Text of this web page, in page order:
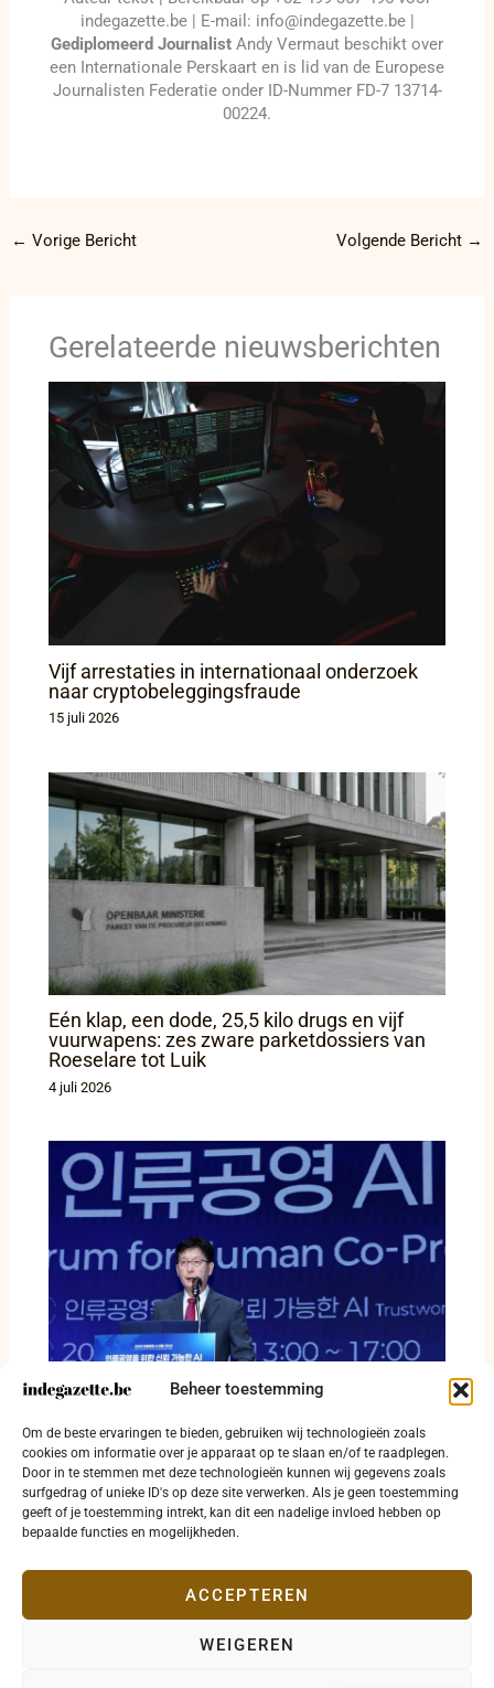
Beheer toestemming
Om de beste ervaringen te bieden, gebruiken wij technologieën zoals
cookies om informatie over je apparaat op te slaan en/of te raadplegen.
Door in te stemmen met deze technologieën kunnen wij gegevens zoals
surfgedrag of unieke ID's op deze site verwerken. Als je geen toestemming
geeft of je toestemming intrekt, kan dit een nadelige invloed hebben op
bepaalde functies en mogelijkheden.
ACCEPTEREN
WEIGEREN
indegazette.be | E-mail: info@indegazette.be |
Gediplomeerd Journalist Andy Vermaut beschikt over
een Internationale Perskaart en is lid van de Europese
Journalisten Federatie onder ID-Nummer FD-7 13714-
00224.
← Vorige Bericht Volgende Bericht →
Gerelateerde nieuwsberichten
Vijf arrestaties in internationaal onderzoek
naar cryptobeleggingsfraude
15 juli 2026
Eén klap, een dode, 25,5 kilo drugs en vijf
vuurwapens: zes zware parketdossiers van
Roeselare tot Luik
4 juli 2026
Voor Lee Sang-myeon draait AI om waarden,
niet om snelheid
14 juni 2026